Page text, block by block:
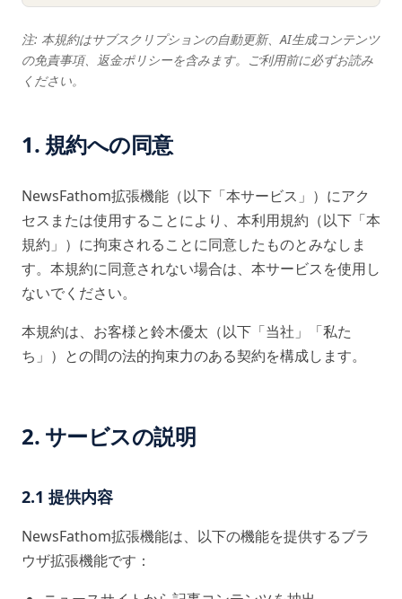
注: 本規約はサブスクリプションの自動更新、AI生成コンテンツ
の免責事項、返金ポリシーを含みます。ご利用前に必ずお読み
ください。
1. 規約への同意
NewsFathom拡張機能（以下「本サービス」）にアク
セスまたは使用することにより、本利用規約（以下「本
規約」）に拘束されることに同意したものとみなしま
す。本規約に同意されない場合は、本サービスを使用し
ないでください。
本規約は、お客様と鈴木優太（以下「当社」「私た
ち」）との間の法的拘束力のある契約を構成します。
2. サービスの説明
2.1 提供内容
NewsFathom拡張機能は、以下の機能を提供するブラ
ウザ拡張機能です：